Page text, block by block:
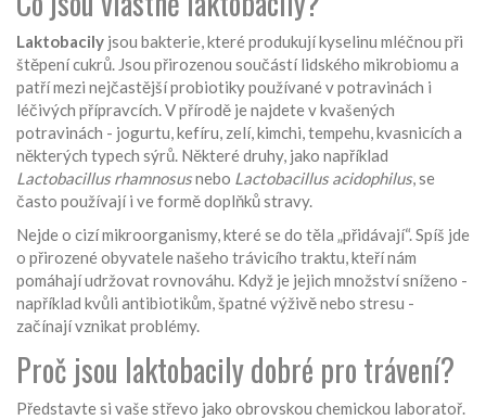
Laktobacily jsou bakterie, které produkují kyselinu mléčnou při
štěpení cukrů. Jsou přirozenou součástí lidského mikrobiomu a
patří mezi nejčastější probiotiky používané v potravinách i
léčivých přípravcích.V přírodě je najdete v kvašených
potravinách - jogurtu, kefíru, zelí, kimchi, tempehu, kvasnicích a
některých typech sýrů. Některé druhy, jako například
Lactobacillus rhamnosusnebo Lactobacillus acidophilus, se
často používají i ve formě doplňků stravy.
Nejde o cizí mikroorganismy, které se do těla „přidávají“. Spíš jde
o přirozené obyvatele našeho trávicího traktu, kteří nám
pomáhají udržovat rovnováhu. Když je jejich množství sníženo -
například kvůli antibiotikům, špatné výživě nebo stresu -
začínají vznikat problémy.
Proč jsou laktobacily dobré pro trávení?
Představte si vaše střevo jako obrovskou chemickou laboratoř.